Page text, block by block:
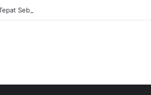
Sebagai Dasar untuk Gaya Hidup Sehat